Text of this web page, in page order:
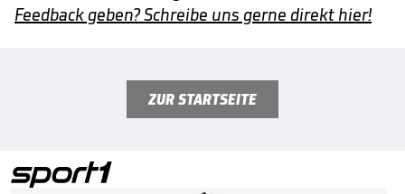
Feedback geben? Schreibe uns gerne direkt hier!
ZUR STARTSEITE